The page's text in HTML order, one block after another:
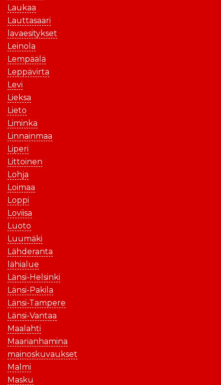
Laukaa
Lauttasaari
lavaesitykset
Leinola
Lempäälä
Leppävirta
Levi
Lieksa
Lieto
Liminka
Linnainmaa
Liperi
Littoinen
Lohja
Loimaa
Loppi
Loviisa
Luoto
Luumäki
Lähderanta
lähialue
Länsi-Helsinki
Länsi-Pakila
Länsi-Tampere
Länsi-Vantaa
Maalahti
Maarianhamina
mainoskuvaukset
Malmi
Masku